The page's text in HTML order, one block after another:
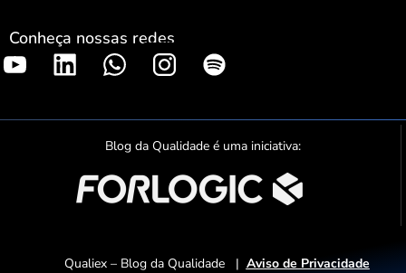
Conheça nossas redes
S
o
t
f
y
Blog da Qualidade é uma iniciativa:
Qualiex – Blog da Qualidade | Aviso de Privacidade